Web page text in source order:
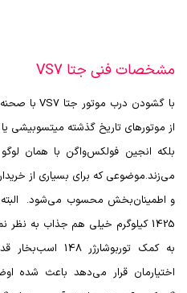
مشخصات فنی جتا VS7
با گشودن درب موتور جتا VS7با
از موتورهای تاریخ گذشته میتسوبیشی
بلکه انجین فولکس‌واگن با همان
می‌زند.موضوعی که برای بسیاری از
1425 کیلوگرم خیلی هم جذاب به
اختیارمان قرار می‌دهد باعث شده